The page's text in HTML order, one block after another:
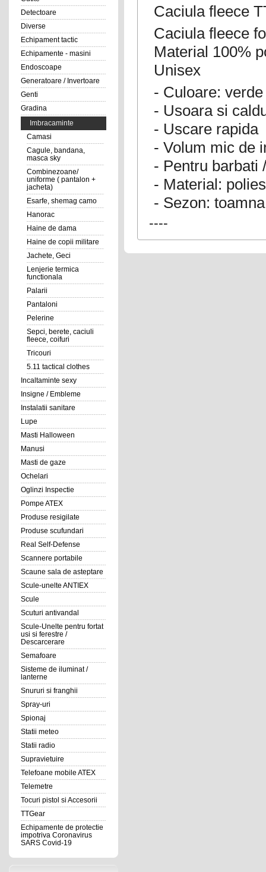
Detectoare
Diverse
Echipament tactic
Echipamente - masini
Endoscoape
Generatoare / Invertoare
Genti
Gradina
Imbracaminte
Camasi
Cagule, bandana,
masca sky
Combinezoane/
uniforme ( pantalon +
jacheta)
Esarfe, shemag camo
Hanorac
Haine de dama
Haine de copii militare
Jachete, Geci
Lenjerie termica
functionala
Palarii
Pantaloni
Pelerine
Sepci, berete, caciuli
fleece, coifuri
Tricouri
5.11 tactical clothes
Incaltaminte sexy
Insigne / Embleme
Instalatii sanitare
Lupe
Masti Halloween
Manusi
Masti de gaze
Ochelari
Oglinzi Inspectie
Pompe ATEX
Produse resigilate
Produse scufundari
Real Self-Defense
Scannere portabile
Scaune sala de asteptare
Scule-unelte ANTIEX
Scule
Scuturi antivandal
Scule-Unelte pentru fortat
usi si ferestre /
Descarcerare
Semafoare
Sisteme de iluminat /
lanterne
Snururi si franghii
Spray-uri
Spionaj
Statii meteo
Statii radio
Supravietuire
Telefoane mobile ATEX
Telemetre
Tocuri pistol si Accesorii
TTGear
Echipamente de protectie
impotriva Coronavirus
SARS Covid-19
Caciula fleece
Caciula fleece
Material 100%
Unisex
- Culoare:
- Usoara si
- Uscare rapida
- Volum mic de
- Pentru barbati
- Material:
- Sezon:
----